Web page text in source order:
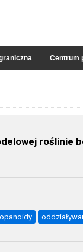
Centrum
roślinie